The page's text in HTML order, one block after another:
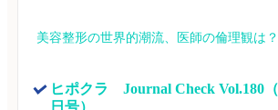
美容整形の世界的潮流、医師の倫理観は
ヒポクラ　Journal Check Vol.180